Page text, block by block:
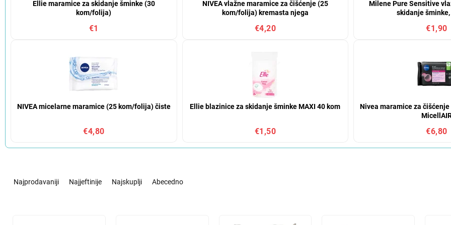
Ellie maramice za skidanje šminke (30
kom/folija)
€1
NIVEA vlažne maramice za čišćenje (25
kom/folija) kremasta njega
€4,20
Milene Pure Sensitive
skidanje
€1,90
NIVEA micelarne maramice (25 kom/folija) čiste
€4,80
Ellie blazinice za skidanje šminke MAXI 40 kom
€1,50
Nivea maramice za čišćenje
€6,80
Najprodavaniji Najjeftinije Najskuplji Abecedno